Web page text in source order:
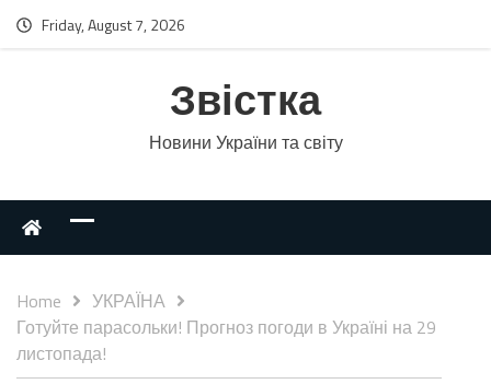
Friday, August 7, 2026
Звістка
Новини України та світу
Home
УКРАЇНА
Готуйте парасольки! Прогноз погоди в Україні на 29
листопада!